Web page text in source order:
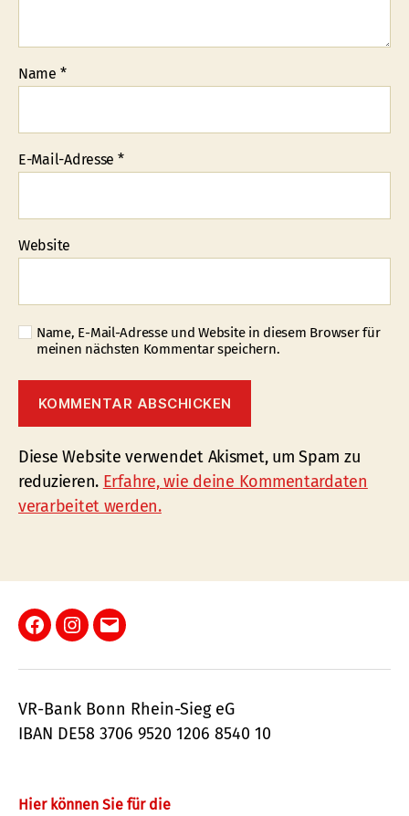
Name *
E-Mail-Adresse *
Website
Name, E-Mail-Adresse und Website in diesem Browser für
meinen nächsten Kommentar speichern.
Diese Website verwendet Akismet, um Spam zu
reduzieren. Erfahre, wie deine Kommentardaten
verarbeitet werden.
Facebook
Instagram
E-
VR-Bank Bonn Rhein-Sieg eG
IBAN DE58 3706 9520 1206 8540 10
Hier können Sie für die